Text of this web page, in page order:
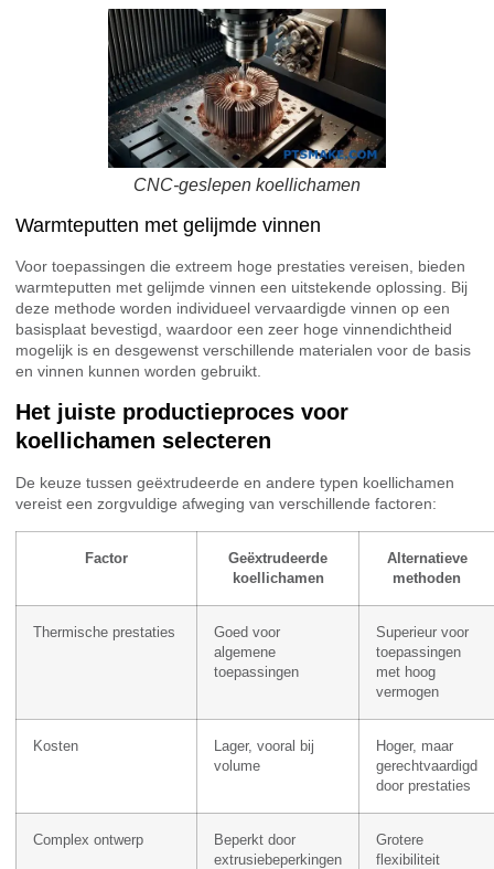
CNC-geslepen koellichamen
Warmteputten met gelijmde vinnen
Voor toepassingen die extreem hoge prestaties vereisen, bieden
warmteputten met gelijmde vinnen een uitstekende oplossing. Bij
deze methode worden individueel vervaardigde vinnen op een
basisplaat bevestigd, waardoor een zeer hoge vinnendichtheid
mogelijk is en desgewenst verschillende materialen voor de basis
en vinnen kunnen worden gebruikt.
Het juiste productieproces voor
koellichamen selecteren
De keuze tussen geëxtrudeerde en andere typen koellichamen
vereist een zorgvuldige afweging van verschillende factoren:
Factor
Geëxtrudeerde
koellichamen
Alternatieve
methoden
Thermische prestaties
Goed voor
algemene
toepassingen
Superieur voor
toepassingen
met hoog
vermogen
Kosten
Lager, vooral bij
volume
Hoger, maar
gerechtvaardigd
door prestaties
Complex ontwerp
Beperkt door
extrusiebeperkingen
Grotere
flexibiliteit